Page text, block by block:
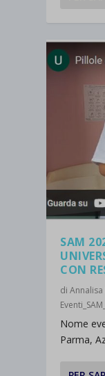
SAM
CON
diAnnalisa
Nome
Parma,